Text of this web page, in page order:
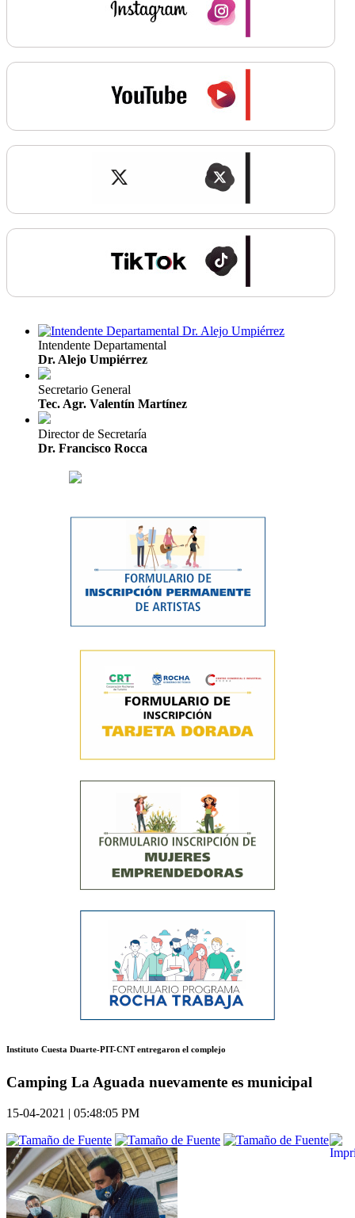
Intendente Departamental
Dr. Alejo Umpiérrez
Secretario General
Tec. Agr. Valentín Martínez
Director de Secretaría
Dr. Francisco Rocca
Instituto Cuesta Duarte-PIT-CNT entregaron el complejo
Camping La Aguada nuevamente es municipal
15-04-2021 | 05:48:05 PM